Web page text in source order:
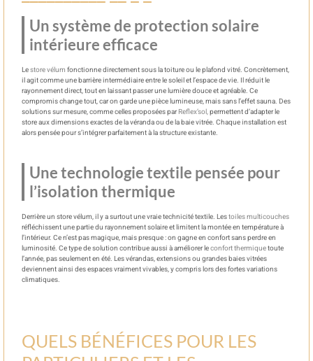
Un système de protection solaire
intérieure efficace
Lestore vélum fonctionne directement sous la toiture ou le plafond vitré. Concrètement,
il agit comme une barrière intermédiaire entre le soleil et l’espace de vie. Il réduit le
rayonnement direct, tout en laissant passer une lumière douce et agréable. Ce
compromis change tout, car on garde une pièce lumineuse, mais sans l’effet sauna. Des
solutions sur mesure, comme celles proposées par Reflex’sol,permettent d’adapter le
store aux dimensions exactes de la véranda ou de la baie vitrée. Chaque installation est
alors pensée pour s’intégrer parfaitement à la structure existante.
Une technologie textile pensée pour
l’isolation thermique
Derrière un store vélum, il y a surtout une vraie technicité textile. Lestoiles multicouches
réfléchissent une partie du rayonnement solaire et limitent la montée en température à
l’intérieur. Ce n’est pas magique, mais presque : on gagne en confort sans perdre en
luminosité. Ce type de solution contribue aussi à améliorer leconfort thermiquetoute
l’année, pas seulement en été. Les vérandas, extensions ou grandes baies vitrées
deviennent ainsi des espaces vraiment vivables, y compris lors des fortes variations
climatiques.
QUELS BÉNÉFICES POUR LES